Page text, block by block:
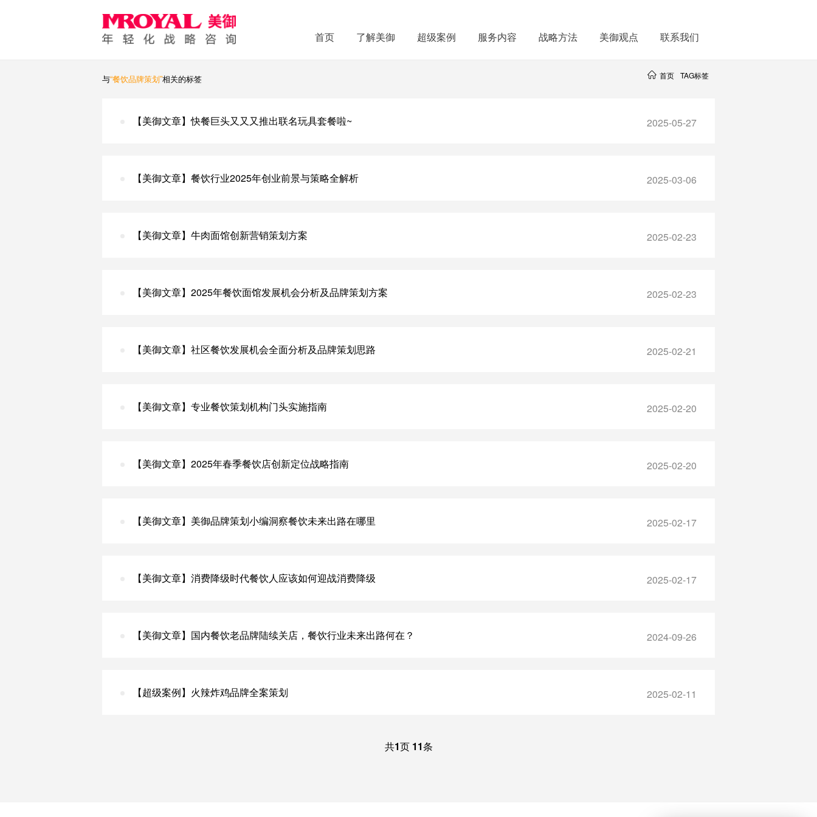
首页 了解美御 超级案例 服务内容 战略方法 美御观点 联系我们
与“餐饮品牌策划”相关的标签 首页 TAG标签
【美御文章】快餐巨头又又又推出联名玩具套餐啦~ 2025-05-27
【美御文章】餐饮行业2025年创业前景与策略全解析 2025-03-06
【美御文章】牛肉面馆创新营销策划方案 2025-02-23
【美御文章】2025年餐饮面馆发展机会分析及品牌策划方案 2025-02-23
【美御文章】社区餐饮发展机会全面分析及品牌策划思路 2025-02-21
【美御文章】专业餐饮策划机构门头实施指南 2025-02-20
【美御文章】2025年春季餐饮店创新定位战略指南 2025-02-20
【美御文章】美御品牌策划小编洞察餐饮未来出路在哪里 2025-02-17
【美御文章】消费降级时代餐饮人应该如何迎战消费降级 2025-02-17
【美御文章】国内餐饮老品牌陆续关店，餐饮行业未来出路何在？ 2024-09-26
【超级案例】火辣炸鸡品牌全案策划 2025-02-11
共1页 11条